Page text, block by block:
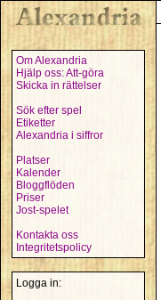
Om Alexandria
Hjälp oss: Att-göra
Skicka in rättelser
Sök efter spel
Etiketter
Alexandria i siffror
Platser
Kalender
Bloggflöden
Priser
Jost-spelet
Kontakta oss
Integritetspolicy
Logga in: